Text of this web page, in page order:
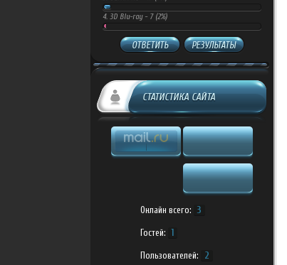
4. 3D Blu-ray - 7 (2%)
ОТВЕТИТЬ РЕЗУЛЬТАТЫ
СТАТИСТИКА САЙТА
Онлайн всего: 3
Гостей: 1
Пользователей: 2